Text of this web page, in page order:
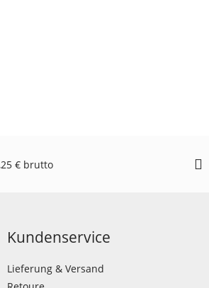
€ brutto
Kundenservice
Lieferung & Versand